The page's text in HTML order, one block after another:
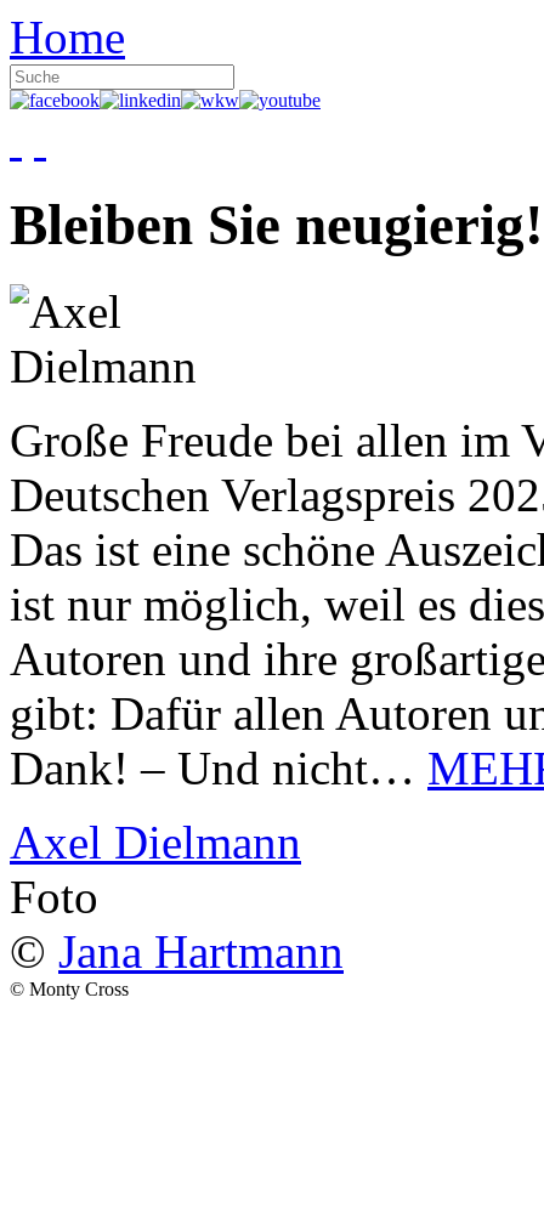
Home
Bleiben Sie neugierig!
Große Freude bei allen im
Deutschen Verlagspreis
Das ist eine schöne
ist nur möglich, weil es
Autoren und ihre
gibt: Dafür allen Autoren
Dank! – Und nicht…
Axel Dielmann
Foto
© Jana Hartmann
© Monty Cross